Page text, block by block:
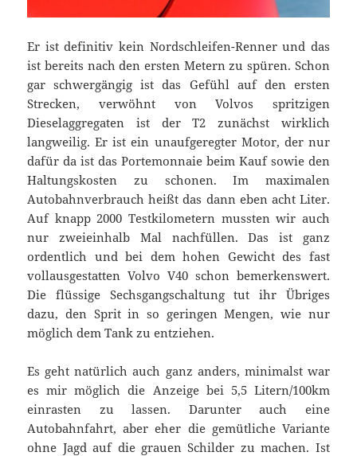
Er ist definitiv kein Nordschleifen-Renner und das
ist bereits nach den ersten Metern zu spüren. Schon
gar schwergängig ist das Gefühl auf den ersten
Strecken, verwöhnt von Volvos spritzigen
Dieselaggregaten ist der T2 zunächst wirklich
langweilig. Er ist ein unaufgeregter Motor, der nur
dafür da ist das Portemonnaie beim Kauf sowie den
Haltungskosten zu schonen. Im maximalen
Autobahnverbrauch heißt das dann eben acht Liter.
Auf knapp 2000 Testkilometern mussten wir auch
nur zweieinhalb Mal nachfüllen. Das ist ganz
ordentlich und bei dem hohen Gewicht des fast
vollausgestatten Volvo V40 schon bemerkenswert.
Die flüssige Sechsgangschaltung tut ihr Übriges
dazu, den Sprit in so geringen Mengen, wie nur
möglich dem Tank zu entziehen.
Es geht natürlich auch ganz anders, minimalst war
es mir möglich die Anzeige bei 5,5 Litern/100km
einrasten zu lassen. Darunter auch eine
Autobahnfahrt, aber eher die gemütliche Variante
ohne Jagd auf die grauen Schilder zu machen. Ist